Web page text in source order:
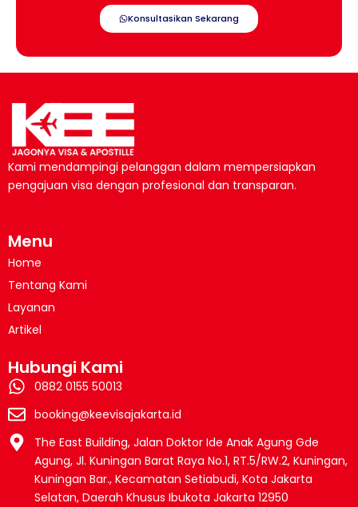
Konsultasikan Sekarang
Kami mendampingi pelanggan dalam mempersiapkan
pengajuan visa dengan profesional dan transparan.
Menu
Home
Tentang Kami
Layanan
Artikel
Hubungi Kami
0882 0155 50013
booking@keevisajakarta.id
The East Building, Jalan Doktor Ide Anak Agung Gde
Agung, Jl. Kuningan Barat Raya No.1, RT.5/RW.2, Kuningan,
Kuningan Bar., Kecamatan Setiabudi, Kota Jakarta
Selatan, Daerah Khusus Ibukota Jakarta 12950